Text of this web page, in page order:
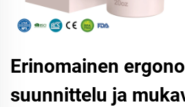
Erinomainen
suunnittelu ja